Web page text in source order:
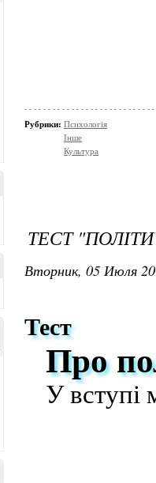
Рубрики: Психологія
Інше
Культура
ТЕСТ
Вторник, 05 Июля
Тест
Про
У вступі